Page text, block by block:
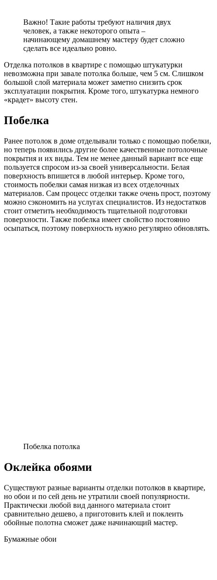
Важно! Такие работы требуют наличия двух
человек, а также некоторого опыта –
начинающему домашнему мастеру будет сложно
сделать все идеально ровно.
Отделка потолков в квартире с помощью штукатурки
невозможна при завале потолка больше, чем 5 см. Слишком
большой слой материала может заметно снизить срок
эксплуатации покрытия. Кроме того, штукатурка немного
«крадет» высоту стен.
Побелка
Ранее потолок в доме отделывали только с помощью побелки,
но теперь появились другие более качественные потолочные
покрытия и их виды. Тем не менее данный вариант все еще
пользуется спросом из-за своей универсальности. Белая
поверхность впишется в любой интерьер. Кроме того,
стоимость побелки самая низкая из всех отделочных
материалов. Сам процесс отделки также очень прост, поэтому
можно сэкономить на услугах специалистов. Из недостатков
стоит отметить необходимость тщательной подготовки
поверхности. Также побелка имеет свойство постоянно
осыпаться, поэтому поверхность нужно регулярно обновлять.
Побелка потолка
Оклейка обоями
Существуют разные варианты отделки потолков в квартире,
но обои и по сей день не утратили своей популярности.
Практически любой вид данного материала стоит
сравнительно дешево, а приготовить клей и поклеить
обойные полотна сможет даже начинающий мастер.
Бумажные обои